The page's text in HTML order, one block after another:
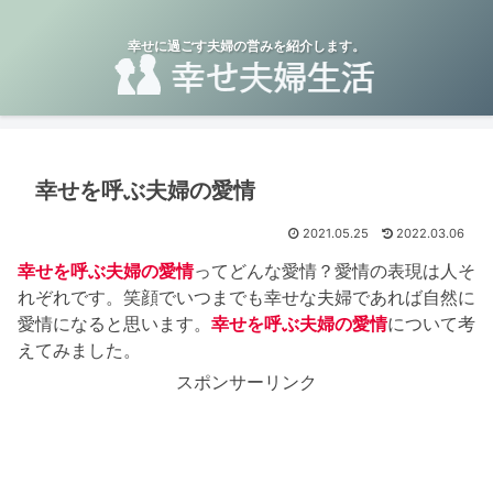
幸せに過ごす夫婦の営みを紹介します。
幸せを呼ぶ夫婦の愛情
2021.05.25 2022.03.06
幸せを呼ぶ夫婦の愛情ってどんな愛情？愛情の表現は人そ
れぞれです。笑顔でいつまでも幸せな夫婦であれば自然に
愛情になると思います。 幸せを呼ぶ夫婦の愛情について考
えてみました。
スポンサーリンク